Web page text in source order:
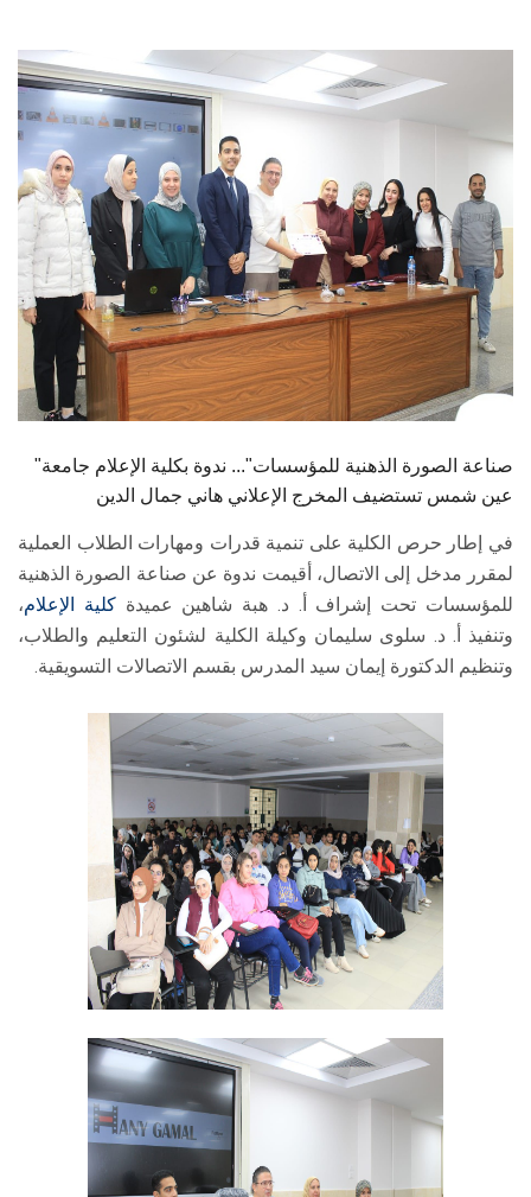
الطلاب
هيئة التدريس
الدراسات العليا
الخريجين
الموظفون
الزائـرون
"صناعة الصورة الذهنية للمؤسسات"... ندوة بكلية الإعلام جامعة
عين شمس تستضيف المخرج الإعلاني هاني جمال الدين
في إطار حرص الكلية على تنمية قدرات ومهارات الطلاب العملية
لمقرر مدخل إلى الاتصال، أقيمت ندوة عن صناعة الصورة الذهنية
للمؤسسات تحت إشراف أ. د. هبة شاهين عميدةكلية الإعلام،
وتنفيذ أ. د. سلوى سليمان وكيلة الكلية لشئون التعليم والطلاب،
وتنظيم الدكتورة إيمان سيد المدرس بقسم الاتصالات التسويقية.